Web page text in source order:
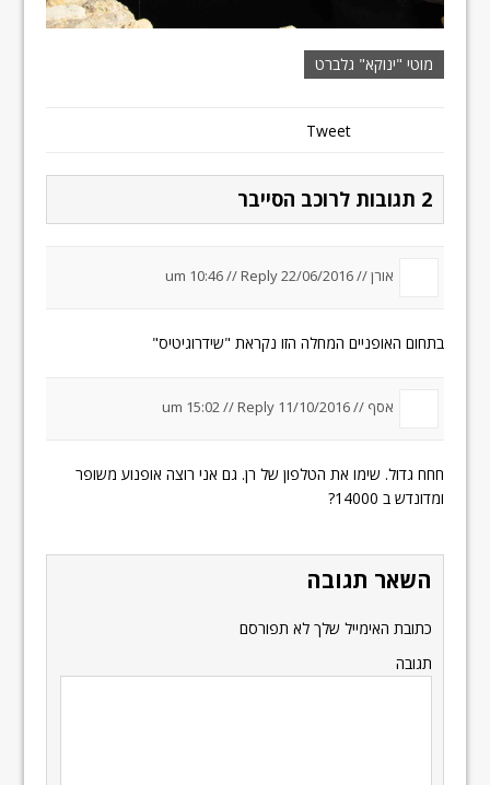
מוטי "ינוקא" גלברט
Tweet
2 תגובות לרוכב הסייבר
אורן //22/06/2016 um 10:46
//Reply
בתחום האופניים המחלה הזו נקראת "שידרוגיטיס"
אסף //11/10/2016 um 15:02
//Reply
חחח גדול. שימו את הטלפון של רן. גם אני רוצה אופנוע משופר
ומדונדש ב 14000?
השאר תגובה
כתובת האימייל שלך לא תפורסם
תגובה